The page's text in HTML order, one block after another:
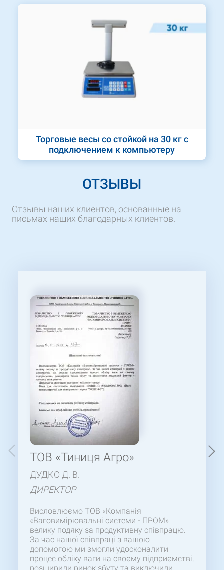
Торговые весы со стойкой на 30 кг с
подключением к компьютеру
ОТЗЫВЫ
Отзывы наших клиентов, основанные на
письмах наших благодарных клиентов.
ТОВ «Тиниця Агро»
ДУДКО Д. В.
ДИРЕКТОР
Висловлюємо ТОВ «Компанія
«Ваговимірювальні системи - ПРОМ»
велику подяку за продуктивну співпрацю.
За час нашої співпраці з вашою
допомогою ми змогли удосконалити
процес обліку ваги на своєму підприємстві,
розширили ринок збуту та виключили